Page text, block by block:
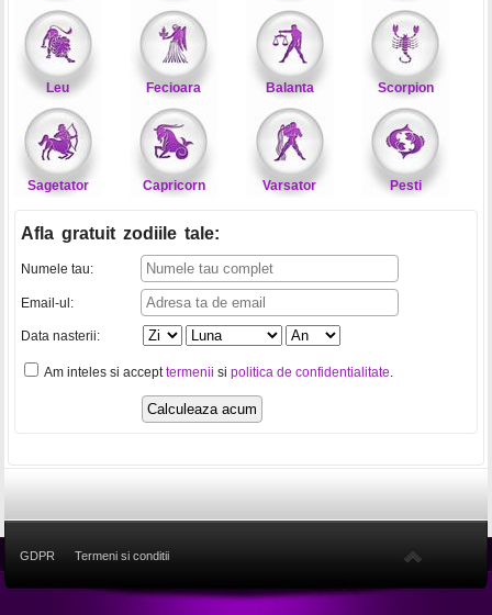
Leu Fecioara Balanta Scorpion
Sagetator Capricorn Varsator Pesti
Afla gratuit zodiile tale:
Numele tau:
Email-ul:
Data nasterii:
Am inteles si accepttermenii si politica de confidentialitate
GDPR Termeni si conditii